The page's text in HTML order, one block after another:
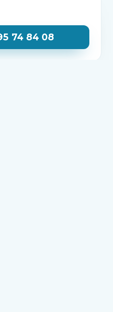
74 84 08